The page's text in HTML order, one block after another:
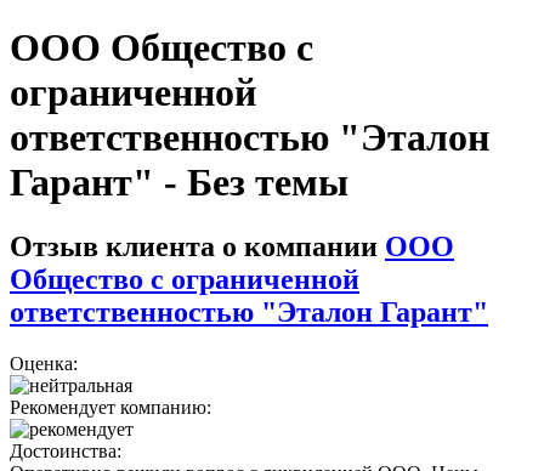
ООО Общество с
ограниченной
ответственностью "Эталон
Гарант" - Без темы
Отзыв клиента о компании ООО
Общество с ограниченной
ответственностью "Эталон Гарант"
Оценка:
Рекомендует компанию:
Достоинства: